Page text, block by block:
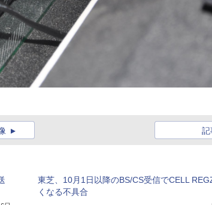
記
東芝、10月1日以降のBS/CS受信でCELL
くなる不具合